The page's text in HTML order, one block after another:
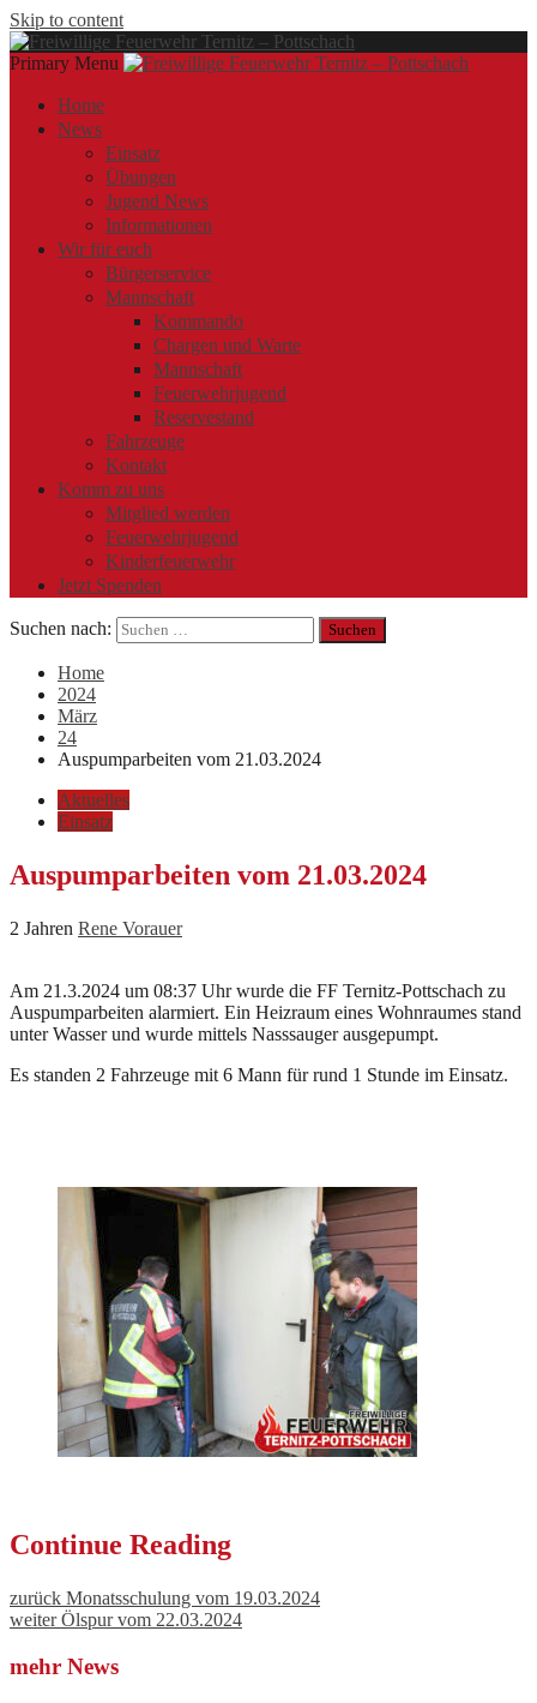
Skip to content
Primary Menu
Freiwillige Feuerwehr Ternitz – Pottschach
Home
News
Einsatz
Übungen
Jugend News
Informationen
Wir für euch
Bürgerservice
Mannschaft
Kommando
Chargen und Warte
Mannschaft
Feuerwehrjugend
Reservestand
Fahrzeuge
Kontakt
Komm zu uns
Mitglied werden
Feuerwehrjugend
Kinderfeuerwehr
Jetzt Spenden
Suchen nach:
Home
2024
März
24
Auspumparbeiten vom 21.03.2024
Aktuelles
Einsatz
Auspumparbeiten vom 21.03.2024
2 Jahren Rene Vorauer
Am 21.3.2024 um 08:37 Uhr wurde die FF Ternitz-Pottschach zu
Auspumparbeiten alarmiert. Ein Heizraum eines Wohnraumes stand
unter Wasser und wurde mittels Nasssauger ausgepumpt.
Es standen 2 Fahrzeuge mit 6 Mann für rund 1 Stunde im Einsatz.
Continue Reading
zurück Monatsschulung vom 19.03.2024
weiterÖlspur vom 22.03.2024
mehr News